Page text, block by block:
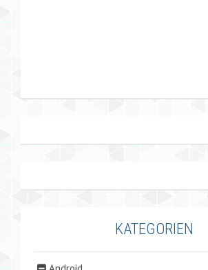
KATEGORIEN